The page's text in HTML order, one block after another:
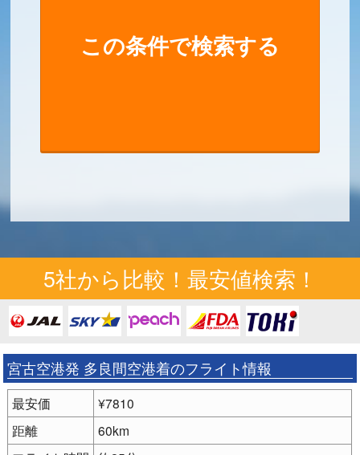
5社から比較！最安値検索！
宮古空港発 多良間空港着のフライト情報
最安価
¥7810
距離
60km